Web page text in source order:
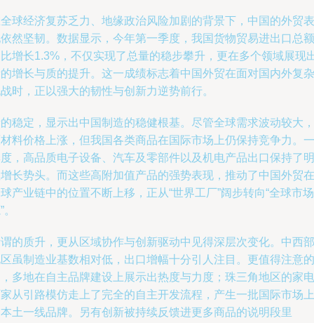
球经济复苏乏力、地缘政治风险加剧的背景下，中国的外贸表
然坚韧。数据显示，今年第一季度，我国货物贸易进出口总额
增长1.3%，不仅实现了总量的稳步攀升，更在多个领域展现
增长与质的提升。这一成绩标志着中国外贸在面对国内外复杂
时，正以强大的韧性与创新力逆势前行。
稳定，显示出中国制造的稳健根基。尽管全球需求波动较大，
料价格上涨，但我国各类商品在国际市场上仍保持竞争力。一
，高品质电子设备、汽车及零部件以及机电产品出口保持了明
长势头。而这些高附加值产品的强势表现，推动了中国外贸在
产业链中的位置不断上移，正从“世界工厂”阔步转向“全球市场
的质升，更从区域协作与创新驱动中见得深层次变化。中西部
虽制造业基数相对低，出口增幅十分引人注目。更值得注意的
多地在自主品牌建设上展示出热度与力度；珠三角地区的家电
从引路模仿走上了完全的自主开发流程，产生一批国际市场上
土一线品牌。另有创新被持续反馈进更多商品的说明段里